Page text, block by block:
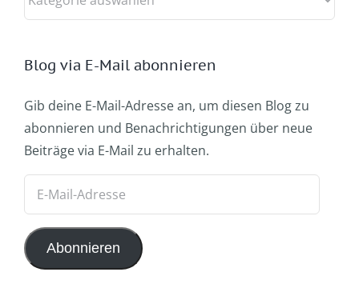
Blog via E-Mail abonnieren
Gib deine E-Mail-Adresse an, um diesen Blog zu
abonnieren und Benachrichtigungen über neue
Beiträge via E-Mail zu erhalten.
Adresse
Abonnieren